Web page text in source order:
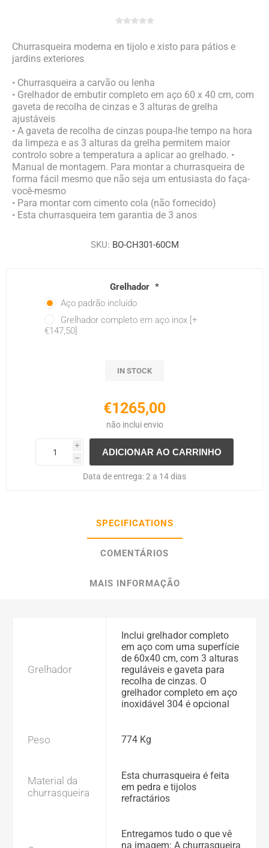
Churrasqueira moderna en tijolo e xisto para pátios e
jardins exteriores
• Churrasqueira a carvão ou lenha
• Grelhador de embutir completo em aço 60 x 40 cm, com
gaveta de recolha de cinzas e 3 alturas de grelha
ajustáveis
• A gaveta de recolha de cinzas poupa-lhe tempo na hora
da limpeza e as 3 alturas da grelha permitem maior
controlo sobre a temperatura a aplicar ao grelhado. •
Manual de montagem. Para montar a churrasqueira de
forma fácil mesmo que não seja um entusiasta do faça-
você-mesmo
• Para montar com cimento cola (não fornecido)
• Esta churrasqueira tem garantia de 3 anos
SKU: BO-CH301-60CM
Grelhador *
Aço padrão incluído
Grelhador completo em aço inox [+
€147,50]
IN STOCK
€1265,00
não incluienvio
i
h
Data de entrega:2 a 14 dias
SPECIFICATIONS
COMENTÁRIOS
MAIS INFORMAÇÃO
Grelhador
Inclui grelhador completo
em aço com uma superfície
de 60x40 cm, com 3 alturas
reguláveis e gaveta para
recolha de cinzas. O
grelhador completo em aço
inoxidável 304 é opcional
Peso 774 Kg
Material da
churrasqueira
Esta churrasqueira é feita
em pedra e tijolos
refractários
Entregamos tudo o que vê
na imagem: A churrasqueira